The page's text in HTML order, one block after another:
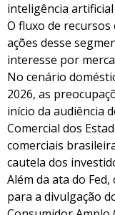
inteligência
O fluxo de
ações desse
interesse por
No cenário
2026, as
início da audiência
Comercial dos
comerciais
cautela dos
Além da ata do
para a divulgação